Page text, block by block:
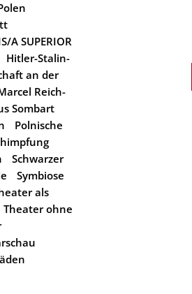
A SUPERIOR
Hitler-Stalin-
an der
Reich-
Sombart
Polnische
Schwarzer
Symbiose
als
Theater ohne